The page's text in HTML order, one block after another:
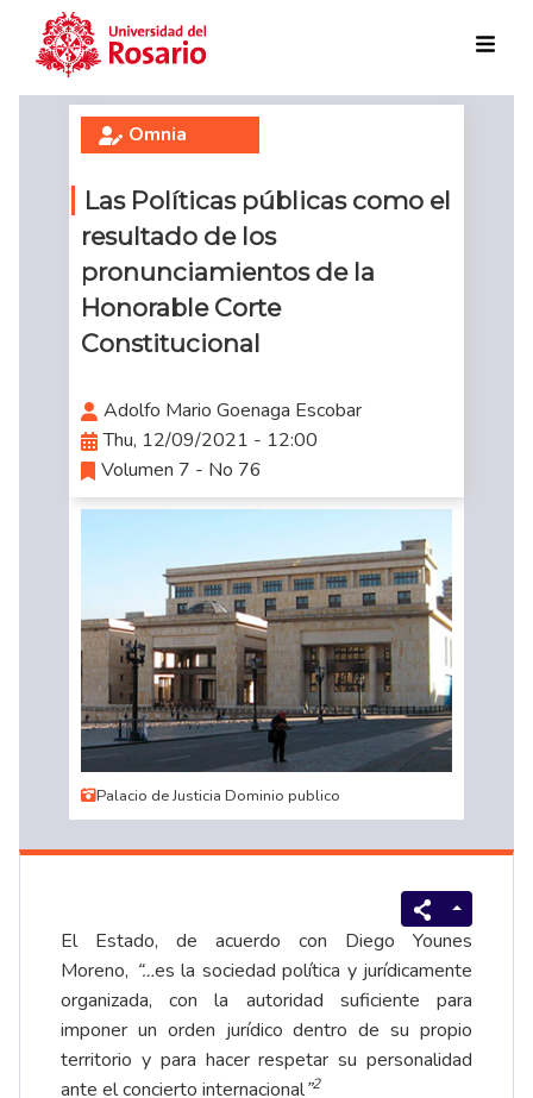
Skip to main content
Omnia
Las Políticas públicas como el
resultado de los
pronunciamientos de la
Honorable Corte
Constitucional
Adolfo Mario Goenaga Escobar
Thu, 12/09/2021 - 12:00
Volumen 7 - No 76
Palacio de Justicia Dominio publico
El Estado, de acuerdo con Diego Younes
Moreno, “…es la sociedad política y jurídicamente
organizada, con la autoridad suficiente para
imponer un orden jurídico dentro de su propio
territorio y para hacer respetar su personalidad
ante el concierto internacional”2